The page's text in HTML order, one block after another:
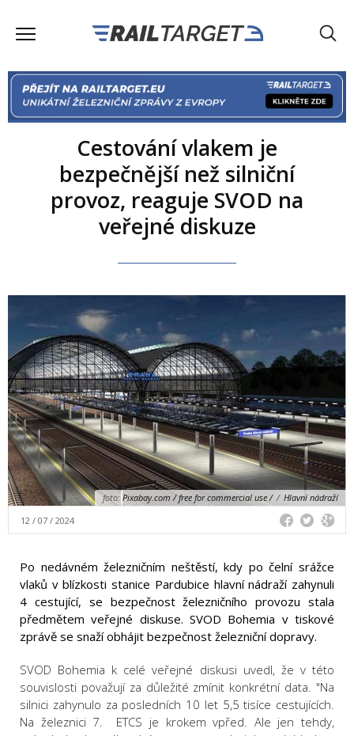
Cestování vlakem je
bezpečnější než silniční
provoz, reaguje SVOD na
veřejné diskuze
foto: Pixabay.com / free for commercial use / / Hlavní nádraží
12 / 07 / 2024
Po nedávném železničním neštěstí, kdy po čelní srážce
vlaků v blízkosti stanice Pardubice hlavní nádraží zahynuli
4 cestující, se bezpečnost železničního provozu stala
předmětem veřejné diskuse. SVOD Bohemia v tiskové
zprávě se snaží obhájit bezpečnost železniční dopravy.
SVOD Bohemia k celé veřejné diskusi uvedl, že v této
souvislosti považují za důležité zmínit konkrétní data. "Na
silnici zahynulo za posledních 10 let 5,5 tisíce cestujících.
Na železnici 7. ETCS je krokem vpřed. Ale jen tehdy,